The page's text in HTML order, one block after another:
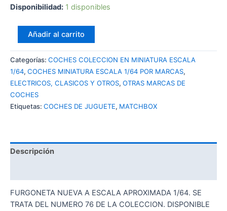
Disponibilidad: 1 disponibles
MATCHBOX
09
INTERNATIONAL
eSTAR
cantidad
Añadir al carrito
Categorías: COCHES COLECCION EN MINIATURA ESCALA
1/64, COCHES MINIATURA ESCALA 1/64 POR MARCAS,
ELECTRICOS, CLASICOS Y OTROS, OTRAS MARCAS DE
COCHES
Etiquetas: COCHES DE JUGUETE, MATCHBOX
Descripción
FURGONETA NUEVA A ESCALA APROXIMADA 1/64. SE
TRATA DEL NUMERO 76 DE LA COLECCION. DISPONIBLE